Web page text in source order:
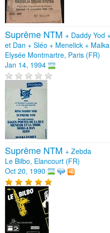
Suprême NTM + Daddy Yod
et Dan + Sléo + Menelick +
Elysée Montmartre, Paris (FR)
Jan 14, 1994
Suprême NTM + Zebda
Le Bilbo, Elancourt (FR)
Oct 20, 1990